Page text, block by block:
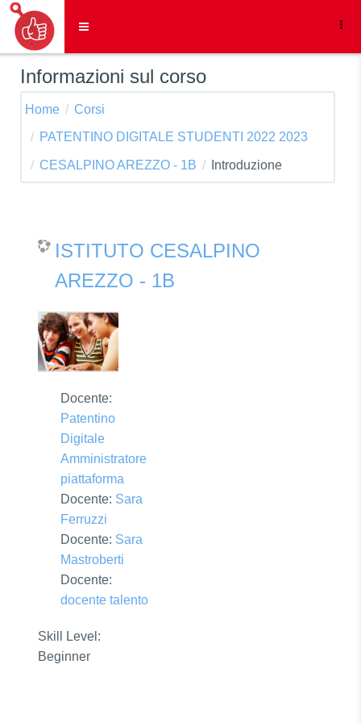
Pannello laterale
Vai al contenuto principale
Informazioni sul corso
Home Corsi
PATENTINO DIGITALE STUDENTI 2022 2023
CESALPINO AREZZO - 1B Introduzione
ISTITUTO CESALPINO
AREZZO - 1B
Docente:
Patentino
Digitale
Amministratore
piattaforma
Docente: Sara
Ferruzzi
Docente: Sara
Mastroberti
Docente:
docente talento
Skill Level :
Beginner